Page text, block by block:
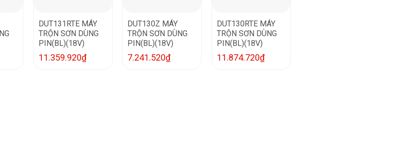
DUT131RTE MÁY
TRỘN SƠN DÙNG
PIN(BL)(18V)
11.359.920₫
DUT130Z MÁY
TRỘN SƠN DÙNG
PIN(BL)(18V)
7.241.520₫
DUT130RTE MÁY
TRỘN SƠN DÙNG
PIN(BL)(18V)
11.874.720₫